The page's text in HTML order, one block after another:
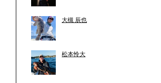
大槻 辰也
松本怜大